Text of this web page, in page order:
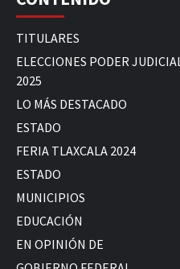
TITULARES
ELECCIONES PODER
2025
LO MÁS DESTACADO
ESTADO
FERIA TLAXCALA 2024
ESTADO
MUNICIPIOS
EDUCACIÓN
EN OPINIÓN DE